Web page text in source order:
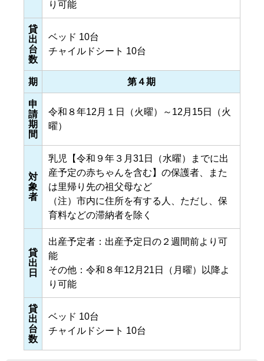
り可能
貸
出
台
数
ベッド 10台
チャイルドシート 10台
期 第４期
申
請
期
間
令和８年12月１日（火曜）～12月15日（火
曜）
対
象
者
乳児【令和９年３月31日（水曜）までに出
産予定の赤ちゃんを含む】の保護者、また
は里帰り先の祖父母など
（注）市内に住所を有する人、ただし、保
育料などの滞納者を除く
貸
出
日
出産予定者：出産予定日の２週間前より可
能
その他：令和８年12月21日（月曜）以降よ
り可能
貸
出
台
数
ベッド 10台
チャイルドシート 10台